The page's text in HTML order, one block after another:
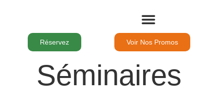
Réservez Voir Nos Promos
Séminaires